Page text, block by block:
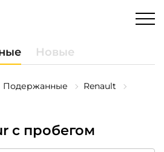
Новые
Подержанные
Renault
с пробегом